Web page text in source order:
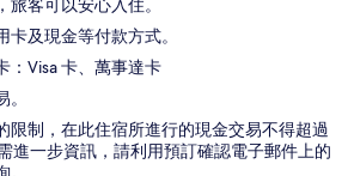
旅客可以安心入住。
卡及現金等付款方式。
：Visa 卡、萬事達卡
限制，在此住宿所進行的現金交易不得超過
進一步資訊，請利用預訂確認電子郵件上的